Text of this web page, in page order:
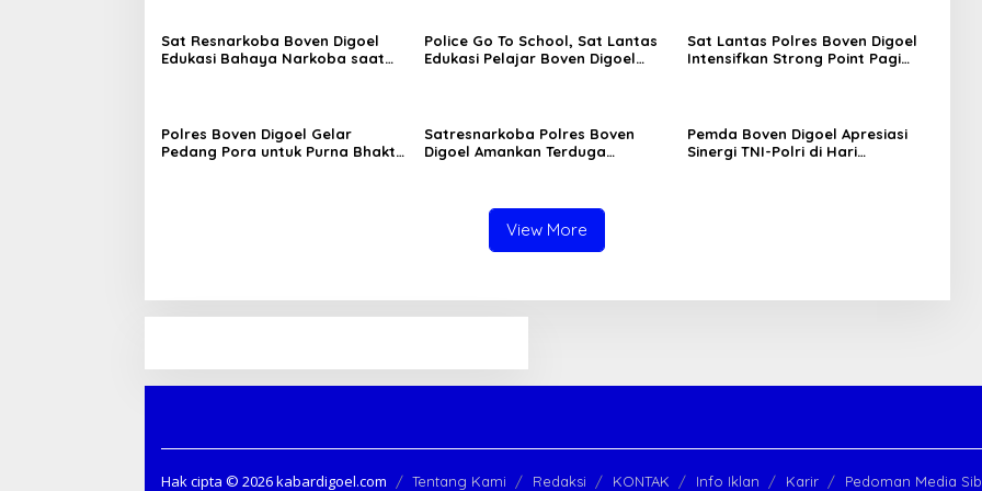
Sat Resnarkoba Boven Digoel
Edukasi Bahaya Narkoba saat
Police Go To School, Sat Lantas
Edukasi Pelajar Boven Digoel
Sat Lantas Polres Boven Digoel
Intensifkan Strong Point Pagi
Polres Boven Digoel Gelar
Pedang Pora untuk Purna Bhakti
Satresnarkoba Polres Boven
Digoel Amankan Terduga
Pemda Boven Digoel Apresiasi
Sinergi TNI-Polri di Hari
View More
Hak cipta ©️ 2026 kabardigoel.com Tentang Kami Redaksi KONTAK Info Iklan Karir Pedoman Media